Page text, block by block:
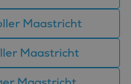
Maastricht
Maastricht